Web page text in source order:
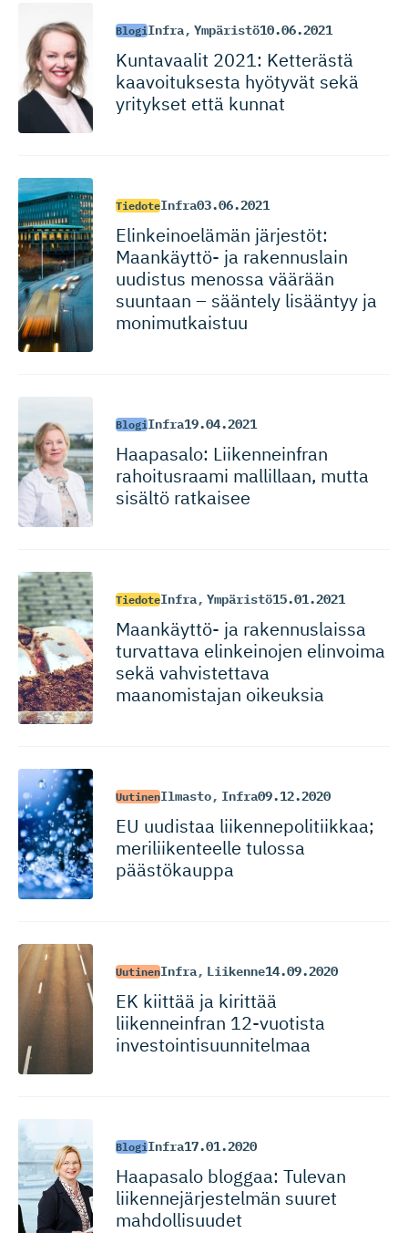
BlogiInfra, Ympäristö10.06.2021
Kuntavaalit 2021: Ketterästä
kaavoituksesta hyötyvät sekä
yritykset että kunnat
TiedoteInfra03.06.2021
Elinkeinoelämän järjestöt:
Maankäyttö- ja rakennuslain
uudistus menossa väärään
suuntaan – sääntely lisääntyy ja
monimutkaistuu
BlogiInfra19.04.2021
Haapasalo: Liikenneinfran
rahoitusraami mallillaan, mutta
sisältö ratkaisee
TiedoteInfra, Ympäristö15.01.2021
Maankäyttö- ja rakennuslaissa
turvattava elinkeinojen elinvoima
sekä vahvistettava
maanomistajan oikeuksia
UutinenIlmasto, Infra09.12.2020
EU uudistaa liikennepo­li­tiikkaa;
meriliiken­teelle tulossa
päästökauppa
UutinenInfra, Liikenne14.09.2020
EK kiittää ja kirittää
liikenneinfran 12-vuotista
investoin­ti­suun­nitelmaa
BlogiInfra17.01.2020
Haapasalo bloggaa: Tulevan
liikennejär­jes­telmän suuret
mahdollisuudet